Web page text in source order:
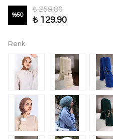
%50
₺ 259.80
₺ 129.90
Renk